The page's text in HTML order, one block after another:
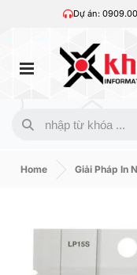
Dự án:
Home Giải Pháp In